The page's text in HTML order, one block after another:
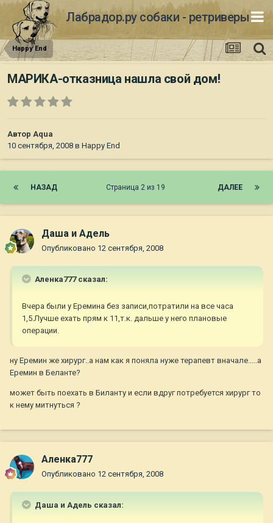
Лабрадор.ру собаки - ретриверы
Happy End
МАРИКА-отказница нашла свой дом!
Автор Aqua
10 сентября, 2008 в Happy End
НАЗАД ДАЛЕЕ
Страница 2 из 19
Даша и Адель
Опубликовано 12 сентября, 2008
Аленка777 сказал:
Вчера были у Еремина без записи,потратили на все часа
1,5.Лучше ехать прям к 11,т.к. дальше у него плановые
операции.
ну Еремин же хирург..а нам как я поняла нуже терапевт вначале.....а
Еремин в Беланте?
может быть поехать в Биланту и если вдруг потребуется хирург то
к нему митнуться ?
Аленка777
Опубликовано 12 сентября, 2008
Даша и Адель сказал: